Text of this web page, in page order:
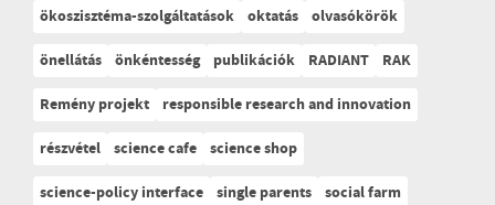
ökoszisztéma-szolgáltatások oktatás olvasókörök
önellátás önkéntesség publikációk RADIANT
RAK
Remény projekt
responsible research and innovation
részvétel science cafe science shop
science-policy interface single parents social farm